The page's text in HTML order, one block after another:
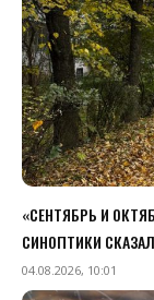
«СЕНТЯБРЬ И
СИНОПТИКИ
04.08.2026, 10:01